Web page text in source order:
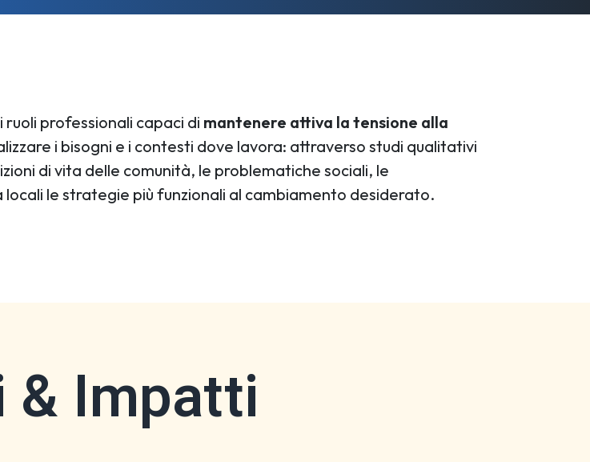
professionali capaci di mantenere attiva la tensione alla
i bisogni e i contesti dove lavora: attraverso studi qualitativi
di vita delle comunità, le problematiche sociali, le
le strategie più funzionali al cambiamento desiderato.
& Impatti